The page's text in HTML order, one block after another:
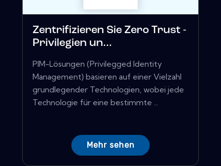
Zentrifizieren Sie Zero Trust -
Privilegien un...
PIM-Lösungen (Privilegged Identity
Management) basieren auf einer Vielzahl
grundlegender Technologien, wobei jede
Technologie für eine bestimmte ...
Mehr sehen